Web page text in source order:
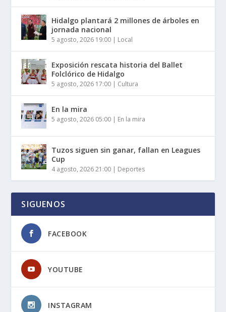
Hidalgo plantará 2 millones de árboles en
jornada nacional
5 agosto, 2026 19:00 | Local
Exposición rescata historia del Ballet
Folclórico de Hidalgo
5 agosto, 2026 17:00 | Cultura
En la mira
5 agosto, 2026 05:00 | En la mira
Tuzos siguen sin ganar, fallan en Leagues
Cup
4 agosto, 2026 21:00 | Deportes
SIGUENOS
FACEBOOK
YOUTUBE
INSTAGRAM